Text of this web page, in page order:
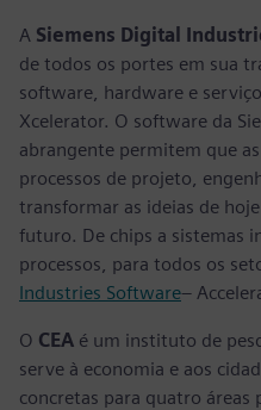
A Siemens Digital
de todos os portes em sua
software, hardware e
Xcelerator. O software da
abrangente permitem que
processos de projeto,
transformar as ideias de
futuro. De chips a sistemas
processos, para todos os
Industries Software–
O CEA é um instituto de
serve à economia e aos
concretas para quatro áreas